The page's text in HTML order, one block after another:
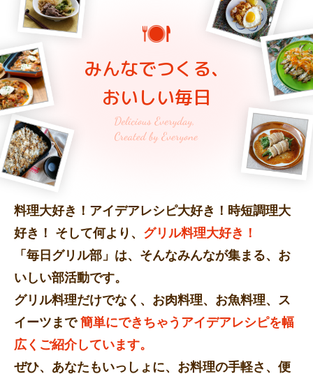
みんなでつくる、
おいしい毎日
料理大好き！アイデアレシピ大好き！時短調理大
好き！ そして何より、 グリル料理大好き！
「毎日グリル部」は、そんなみんなが集まる、お
いしい部活動です。
グリル料理だけでなく、お肉料理、お魚料理、ス
イーツまで 簡単にできちゃうアイデアレシピを幅
広くご紹介しています。
ぜひ、あなたもいっしょに、お料理の手軽さ、便